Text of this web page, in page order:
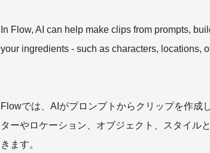
In Flow, AI can help make clips from prompts,
your ingredients - such as characters, locations,
Flowでは、AIがプロンプトからクリップを作成
ターやロケーション、オブジェクト、スタイル
きます。